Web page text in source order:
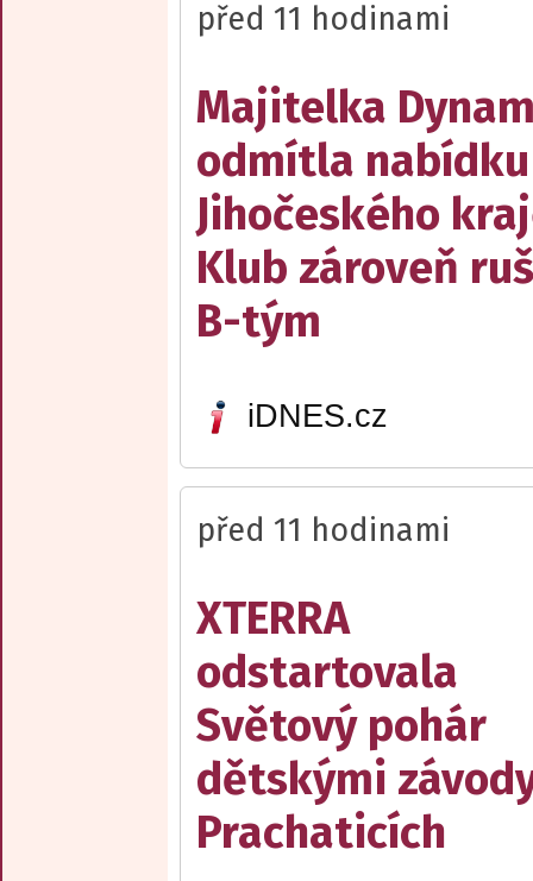
před 11 hodinami
Majitelka
odmítla nabídku
Jihočeského
Klub zároveň
B-tým
iDNES.cz
před 11 hodinami
XTERRA
odstartovala
Světový pohár
dětskými
Prachaticích